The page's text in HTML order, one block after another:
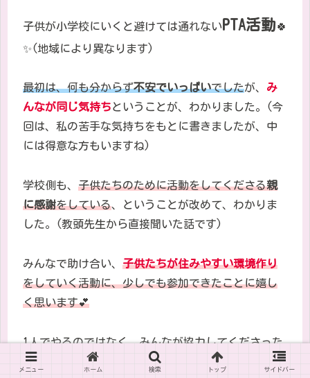
子供が小学校にいくと避けては通れないPTA活動🍀
✨(地域により異なります)
最初は、何も分からず不安でいっぱいでしたが、 み
んなが同じ気持ちということが、わかりました。
(今
回は、私の苦手な気持ちをもとに書きましたが、 中
には得意な方もいますね)
学校側も、 子供たちのために活動をしてくださる親
に感謝をしている、ということが改めて、わかりま
した。(教頭先生から直接聞いた話です)
みんなで助け合い、 子供たちが住みやすい環境作り
をしていく活動に、少しでも参加できたことに嬉し
く思います💕
1人でやるのではなく、みんなが協力してくださった
ので心強かったです
メニュー ホーム 検索 トップ サイドバー